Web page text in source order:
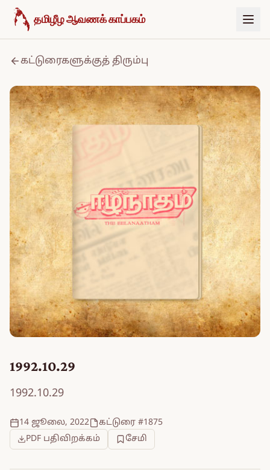
உள்ளடக்கத்திற்குச் செல்க
தமிழீழ ஆவணக் காப்பகம்
கட்டுரைகளுக்குத் திரும்பு
1992.10.29
1992.10.29
14 ஜூலை, 2022
கட்டுரை #1875
PDF பதிவிறக்கம்
சேமி